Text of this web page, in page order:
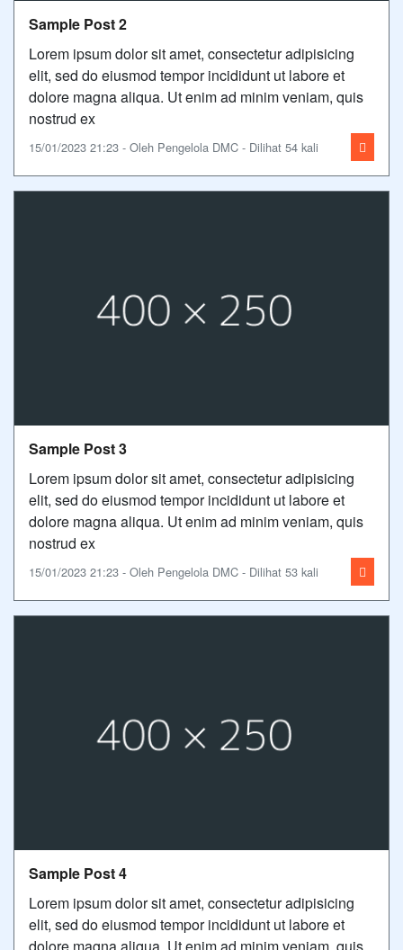
Sample Post 2
Lorem ipsum dolor sit amet, consectetur adipisicing
elit, sed do eiusmod tempor incididunt ut labore et
dolore magna aliqua. Ut enim ad minim veniam, quis
nostrud ex
15/01/2023 21:23 - Oleh Pengelola DMC - Dilihat 54 kali
Sample Post 3
Lorem ipsum dolor sit amet, consectetur adipisicing
elit, sed do eiusmod tempor incididunt ut labore et
dolore magna aliqua. Ut enim ad minim veniam, quis
nostrud ex
15/01/2023 21:23 - Oleh Pengelola DMC - Dilihat 53 kali
Sample Post 4
Lorem ipsum dolor sit amet, consectetur adipisicing
elit, sed do eiusmod tempor incididunt ut labore et